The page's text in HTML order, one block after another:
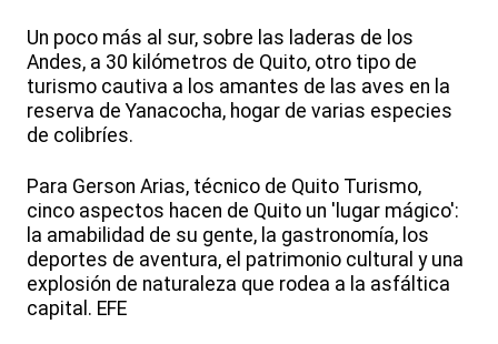
Un poco más al sur, sobre las laderas de los
Andes, a 30 kilómetros de Quito, otro tipo de
turismo cautiva a los amantes de las aves en la
reserva de Yanacocha, hogar de varias especies
de colibríes.
Para Gerson Arias, técnico de Quito Turismo,
cinco aspectos hacen de Quito un 'lugar mágico':
la amabilidad de su gente, la gastronomía, los
deportes de aventura, el patrimonio cultural y una
explosión de naturaleza que rodea a la asfáltica
capital. EFE